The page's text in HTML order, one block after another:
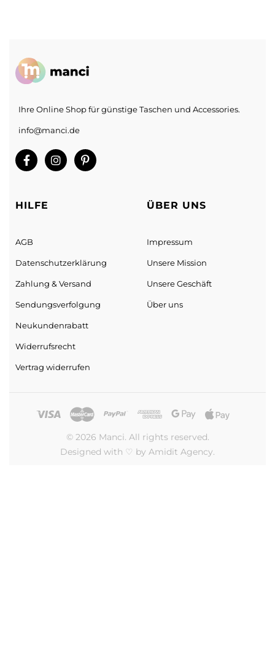
Ihre Online Shop für günstige Taschen und Accessories.
info@manci.de
HILFE
AGB
Datenschutz­erklärung
Zahlung & Versand
Sendungs­verfolgung
Neukundenrabatt
Widerrufsrecht
Vertrag widerrufen
ÜBER UNS
Impressum
Unsere Mission
Unsere Geschäft
Über uns
© 2026 Manci. All rights reserved.
Designed with ♡ by Amidit Agency.